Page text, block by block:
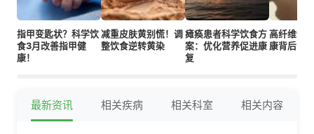
指甲变匙状？科学饮
食3月改善指甲健
康！
减重皮肤黄别慌！调
整饮食逆转黄染
瘫痪患者科学饮食方
案：优化营养促进康
复
高纤维饮
康背后的
最新资讯 相关疾病 相关科室 相关内容